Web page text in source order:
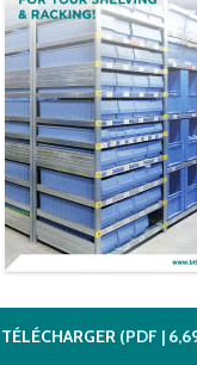
TÉLÉCHARGER (PDF |